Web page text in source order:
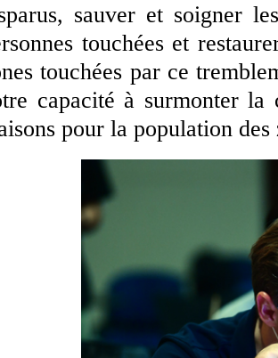
sauver et soigner
touchées et
touchées par ce
capacité à surmonter la
pour la population des